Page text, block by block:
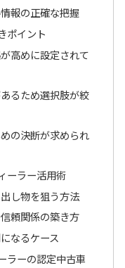
報の正確な把握
ポイント
高めに設定されて
るため選択肢が絞
の決断が求められ
ーラー活用術
し物を狙う方法
頼関係の築き方
なるケース
ラーの認定中古車